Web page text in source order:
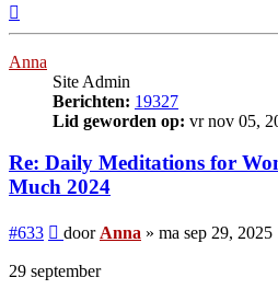
Anna
Site Admin
Berichten: 19327
Lid geworden op: vr nov 05,
Re: Daily Meditations for
Much 2024
#633 Bericht
door Anna » ma sep 29, 2025
29 september